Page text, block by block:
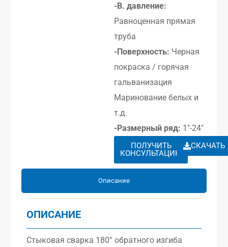
-В. давление:
Равноценная прямая
труба
-Поверхность: Черная
покраска / горячая
гальванизация
Маринование белых и
т.д.
-Размерный ряд: 1″-24″
ПОЛУЧИТЬ
КОНСУЛЬТАЦИЮ
СКАЧАТЬ
Описание
ОПИСАНИЕ
Стыковая сварка 180° обратного изгиба